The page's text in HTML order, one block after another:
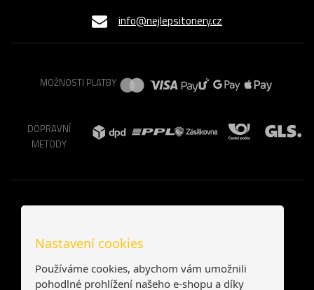
info@nejlepsitonery.cz
MOŽNOSTI PLATBY
DOPRAVNÍ
METODY
Nastavení cookies
Používáme cookies, abychom vám umožnili
pohodlné prohlížení našeho e-shopu a díky